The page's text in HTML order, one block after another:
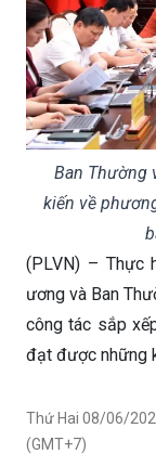
Ban Thường
kiến về
(PLVN) – Thực
ương và Ban
công tác sắp
đạt được những
Thứ Hai 08/06/
(GMT+7)